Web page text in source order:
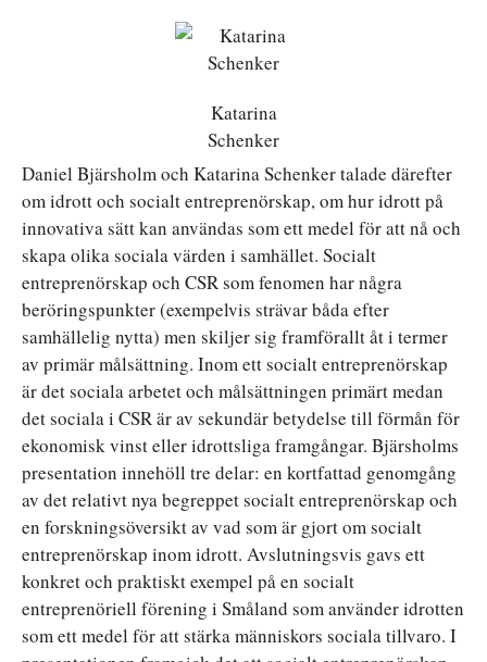
Katarina
Schenker
Daniel Bjärsholm och Katarina Schenker talade därefter
om idrott och socialt entreprenörskap, om hur idrott på
innovativa sätt kan användas som ett medel för att nå och
skapa olika sociala värden i samhället. Socialt
entreprenörskap och CSR som fenomen har några
beröringspunkter (exempelvis strävar båda efter
samhällelig nytta) men skiljer sig framförallt åt i termer
av primär målsättning. Inom ett socialt entreprenörskap
är det sociala arbetet och målsättningen primärt medan
det sociala i CSR är av sekundär betydelse till förmån för
ekonomisk vinst eller idrottsliga framgångar. Bjärsholms
presentation innehöll tre delar: en kortfattad genomgång
av det relativt nya begreppet socialt entreprenörskap och
en forskningsöversikt av vad som är gjort om socialt
entreprenörskap inom idrott. Avslutningsvis gavs ett
konkret och praktiskt exempel på en socialt
entreprenöriell förening i Småland som använder idrotten
som ett medel för att stärka människors sociala tillvaro. I